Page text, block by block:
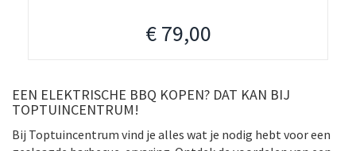
€ 79,00
EEN ELEKTRISCHE BBQ KOPEN? DAT KAN BIJ
TOPTUINCENTRUM!
Bij Toptuincentrum vind je alles wat je nodig hebt voor een